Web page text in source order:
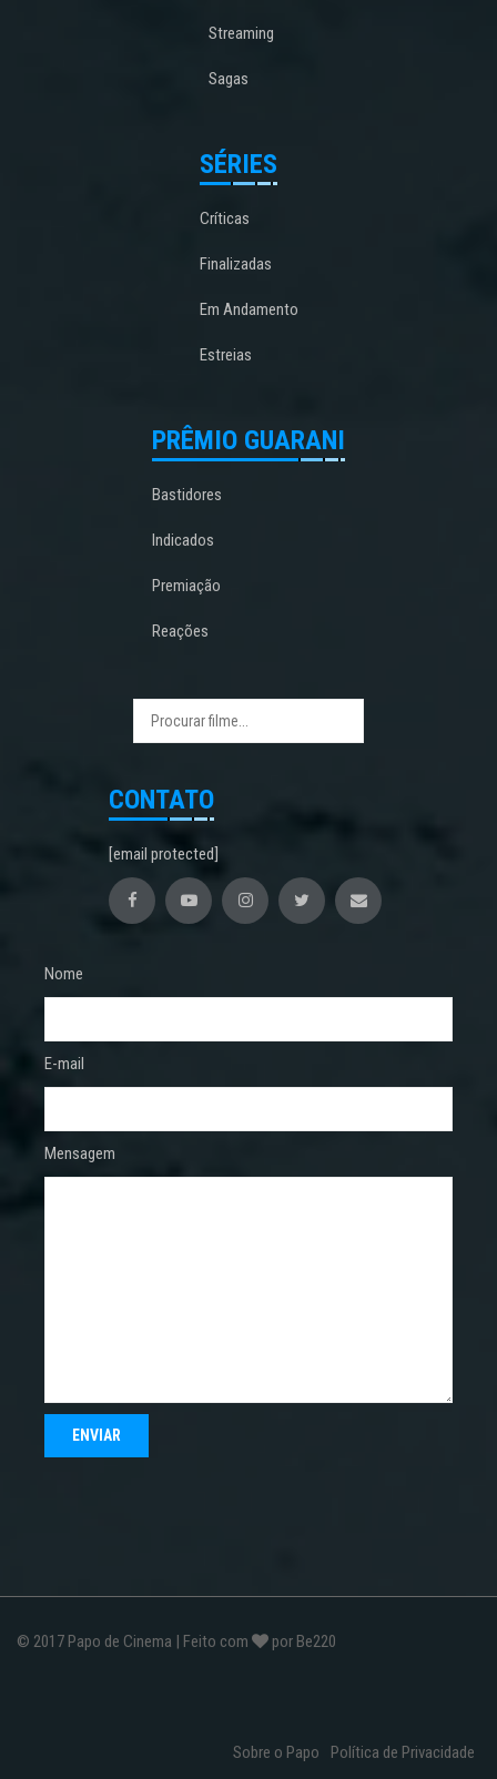
Streaming
Sagas
SÉRIES
Críticas
Finalizadas
Em Andamento
Estreias
PRÊMIO GUARANI
Bastidores
Indicados
Premiação
Reações
CONTATO
[email protected]
Nome
E-mail
Mensagem
© 2017 Papo de Cinema | Feito com por Be220
Sobre o Papo Política de Privacidade